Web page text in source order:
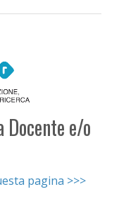
e/o
pagina >>>